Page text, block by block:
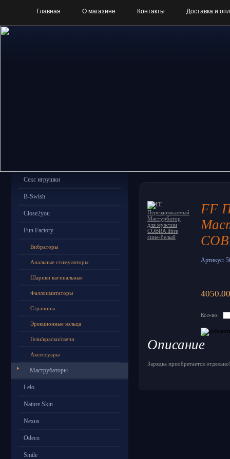
Главная О магазине Контакты Доставка и
Секс игрушки
B-Swish
Close2you
Fun Factory
Вибраторы
Анальные стимуляторы
Шарики вагинальные
Фаллоимитаторы
Страпоны
Эрекционные кольца
Гели/краски/свечи
Аксессуары
Маструбаторы
Lelo
Nature Skin
Nexus
Odeco
Smile
FF
Артикул:
Кол-во:
Описание
Зарядка приобретается